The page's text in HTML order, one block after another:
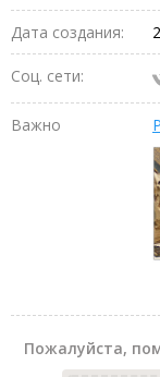
Дата создания:
Соц. сети:
Важно
Пожалуйста,